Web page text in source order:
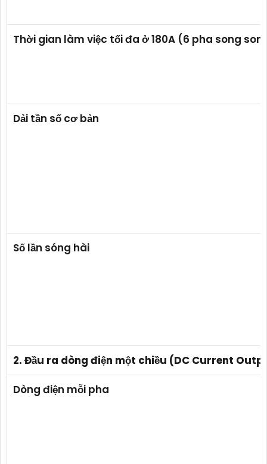
Thời gian làm việc tối đa ở 180A (6 pha song
Dải tần số cơ bản
Số lần sóng hài
2. Đầu ra dòng điện một chiều (DC Current
Dòng điện mỗi pha